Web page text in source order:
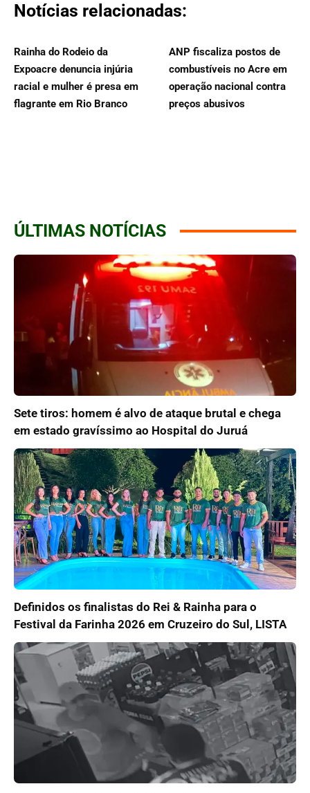
Notícias relacionadas:
Rainha do Rodeio da
Expoacre denuncia injúria
racial e mulher é presa em
flagrante em Rio Branco
ANP fiscaliza postos de
combustíveis no Acre em
operação nacional contra
preços abusivos
ÚLTIMAS NOTÍCIAS
Sete tiros: homem é alvo de ataque brutal e chega
em estado gravíssimo ao Hospital do Juruá
Definidos os finalistas do Rei & Rainha para o
Festival da Farinha 2026 em Cruzeiro do Sul, LISTA